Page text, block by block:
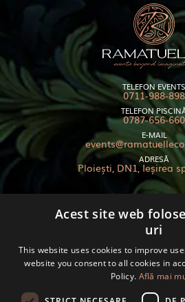
TELEFON EVENTS
0711-988-898
TELEFON
0787-656-660
E-MAIL
ADRESĂ
Ploiești, DN1, Ieșirea
Termeni și
Politica de
GDPR
Anpc
© 2024 RAMATUELLE - TOATE
Acest site web
uri
This website uses cookies to improve
website you consent to all cookies in
Policy. Află mai